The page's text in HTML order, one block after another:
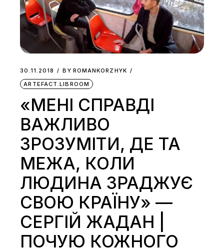
30.11.2018 BY ROMANKORZHYK
ARTEFACT.LIBROOM
«МЕНІ СПРАВДІ
ВАЖЛИВО
ЗРОЗУМІТИ, ДЕ ТА
МЕЖА, КОЛИ
ЛЮДИНА ЗРАДЖУЄ
СВОЮ КРАЇНУ» —
СЕРГІЙ ЖАДАН |
ПОЧУЮ КОЖНОГО